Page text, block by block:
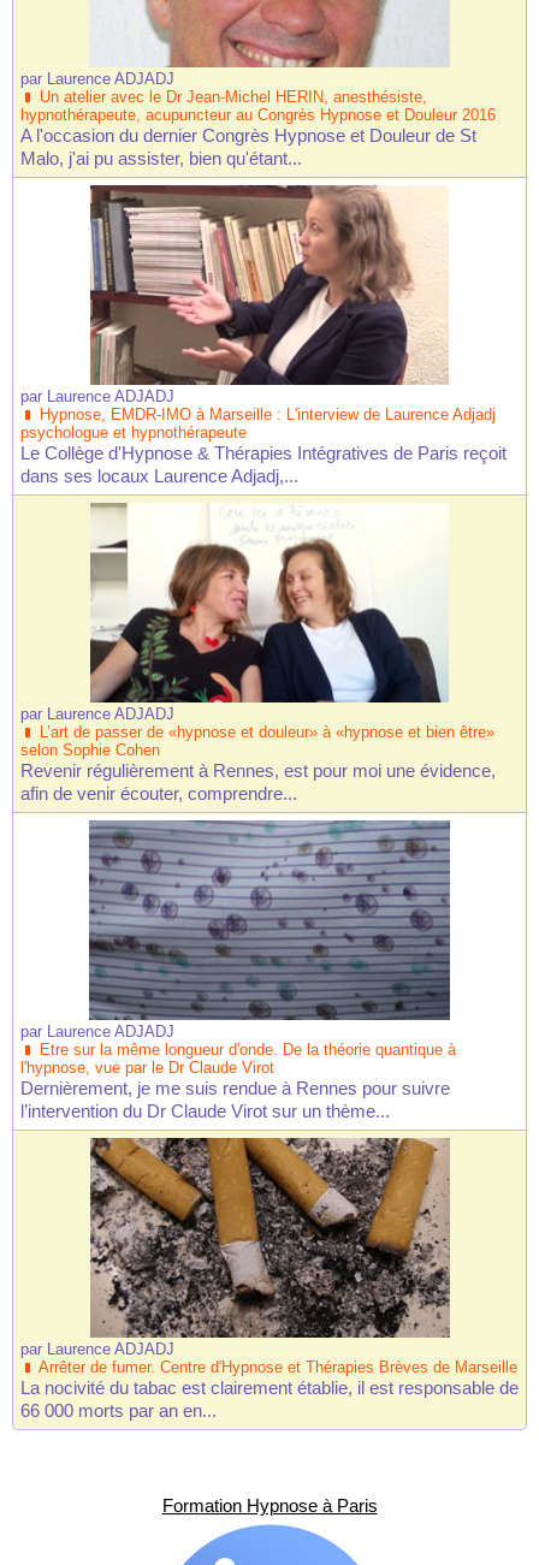
par Laurence ADJADJ
Un atelier avec le Dr Jean-Michel HERIN, anesthésiste,
hypnothérapeute, acupuncteur au Congrès Hypnose et Douleur 2016
A l'occasion du dernier Congrès Hypnose et Douleur de St
Malo, j'ai pu assister, bien qu'étant...
par Laurence ADJADJ
Hypnose, EMDR-IMO à Marseille : L'interview de Laurence Adjadj
psychologue et hypnothérapeute
Le Collège d'Hypnose & Thérapies Intégratives de Paris reçoit
dans ses locaux Laurence Adjadj,...
par Laurence ADJADJ
L’art de passer de «hypnose et douleur» à «hypnose et bien être»
selon Sophie Cohen
Revenir régulièrement à Rennes, est pour moi une évidence,
afin de venir écouter, comprendre...
par Laurence ADJADJ
Etre sur la même longueur d'onde. De la théorie quantique à
l'hypnose, vue par le Dr Claude Virot
Dernièrement, je me suis rendue à Rennes pour suivre
l’intervention du Dr Claude Virot sur un thème...
par Laurence ADJADJ
Arrêter de fumer. Centre d'Hypnose et Thérapies Brèves de Marseille
La nocivité du tabac est clairement établie, il est responsable de
66 000 morts par an en...
Formation Hypnose à Paris